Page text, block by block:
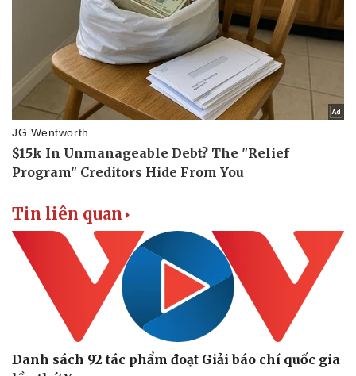
Sân khấu - Điện ảnh
Văn học
Âm nhạc
Di sản
Nghệ sĩ
Thời trang
Sao Việt
Tin liên quan
Danh sách 92 tác phẩm đoạt Giải báo chí quốc gia